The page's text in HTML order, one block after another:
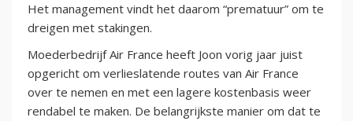
Het management vindt het daarom “prematuur” om te
dreigen met stakingen.
Moederbedrijf Air France heeft Joon vorig jaar juist
opgericht om verlieslatende routes van Air France
over te nemen en met een lagere kostenbasis weer
rendabel te maken. De belangrijkste manier om dat te